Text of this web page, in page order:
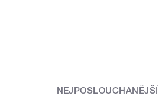
NEJPOSLOUCHANĚJŠÍ